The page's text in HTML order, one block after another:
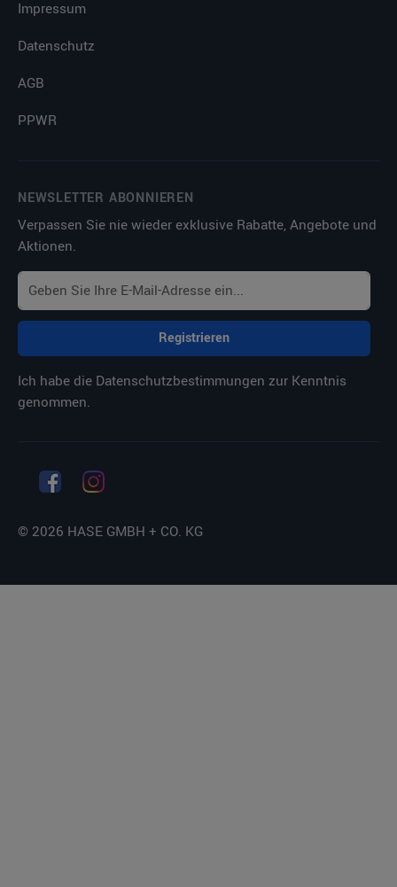
Impressum
Datenschutz
AGB
PPWR
NEWSLETTER ABONNIEREN
Verpassen Sie nie wieder exklusive Rabatte, Angebote und
Aktionen.
Registrieren
Ich habe die Datenschutzbestimmungen zur Kenntnis
genommen.
© 2026 HASE GMBH + CO. KG